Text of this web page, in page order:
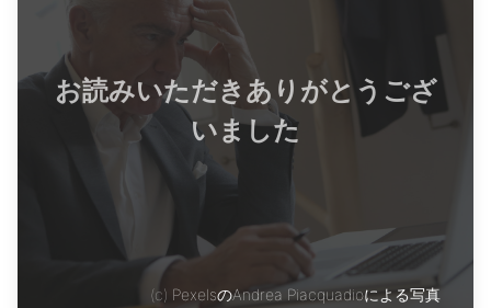
お読みいただきありがとうござ
いました
(c) PexelsのAndrea Piacquadioによる写真